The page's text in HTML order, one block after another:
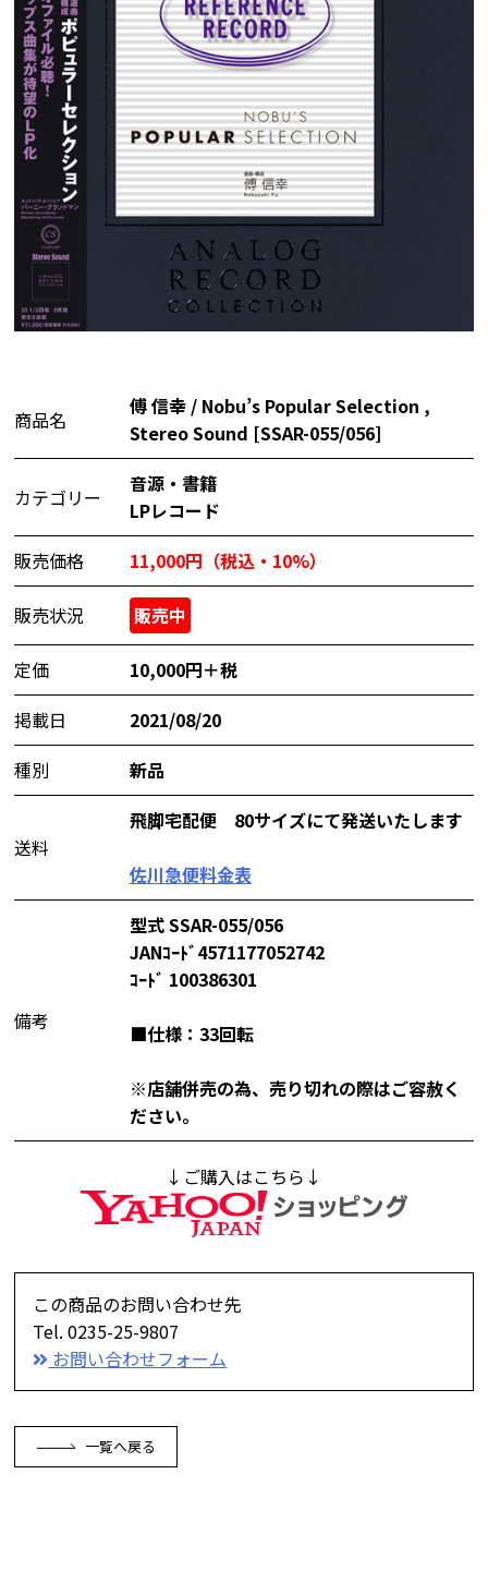
商品名
傅 信幸 / Nobu’s Popular Selection ,
Stereo Sound [SSAR-055/056]
カテゴリー
音源・書籍
LPレコード
販売価格
11,000円（税込・10%）
販売状況 販売中
定価
10,000円＋税
掲載日
2021/08/20
種別
新品
送料
飛脚宅配便 80サイズにて発送いたします
佐川急便料金表
備考
型式 SSAR-055/056
JANｺｰﾄﾞ4571177052742
ｺｰﾄﾞ 100386301
■仕様：33回転
※店舗併売の為、売り切れの際はご容赦く
ださい。
↓ご購入はこちら↓
この商品のお問い合わせ先
Tel. 0235-25-9807
お問い合わせフォーム
一覧へ戻る